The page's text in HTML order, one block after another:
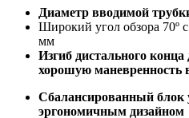
Диаметр вводимой
Широкий угол обзора 70º
мм
Изгиб дистального конца
хорошую маневренность
Сбалансированный блок
эргономичным дизайном